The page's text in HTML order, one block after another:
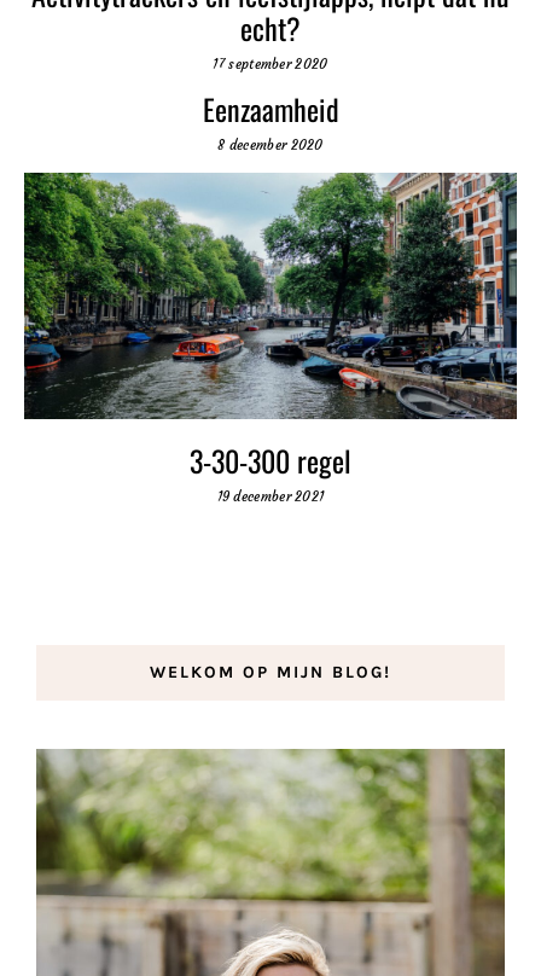
echt?
17 september 2020
Eenzaamheid
8 december 2020
3-30-300 regel
19 december 2021
WELKOM OP MIJN BLOG!